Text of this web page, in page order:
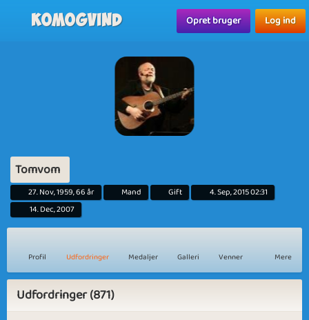
Komogvind Opret bruger Log ind
Tomvom
27. Nov, 1959, 66 år Mand Gift
4. Sep, 2015 02:31
14. Dec, 2007
Profil Udfordringer Medaljer Galleri Venner Mere
Udfordringer (871)